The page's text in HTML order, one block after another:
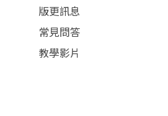
版更訊息
常見問答
教學影片